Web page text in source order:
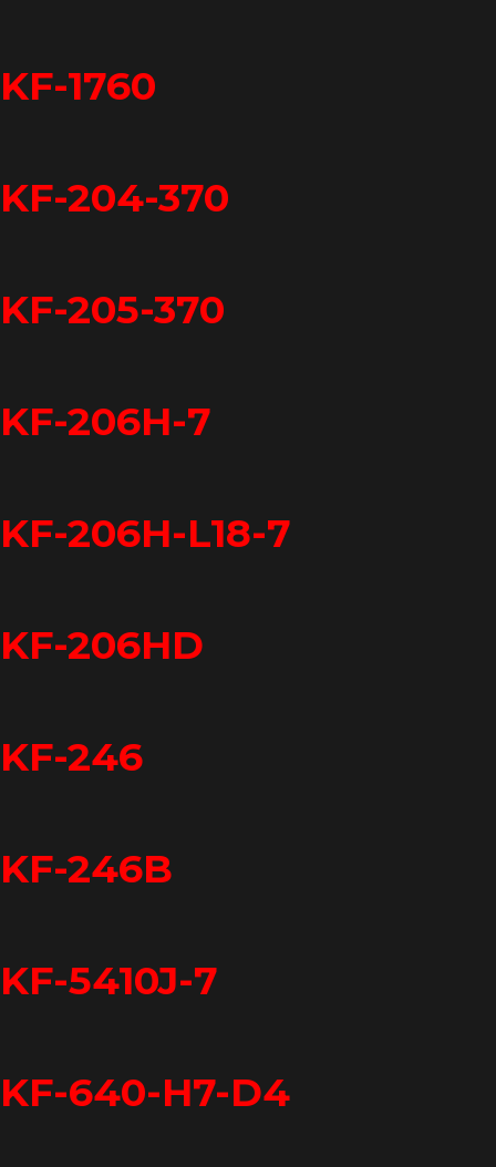
KF-1760
KF-204-370
KF-205-370
KF-206H-7
KF-206H-L18-7
KF-206HD
KF-246
KF-246B
KF-5410J-7
KF-640-H7-D4